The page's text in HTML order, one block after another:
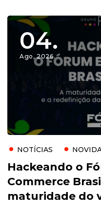
04.
Ago, 2026.
NOTÍCIAS
Hackeando o
Commerce
maturidade do